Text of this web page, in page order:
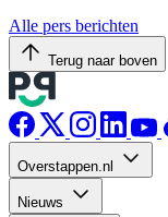
Alle pers berichten
Terug naar boven
Overstappen.nl
Nieuws